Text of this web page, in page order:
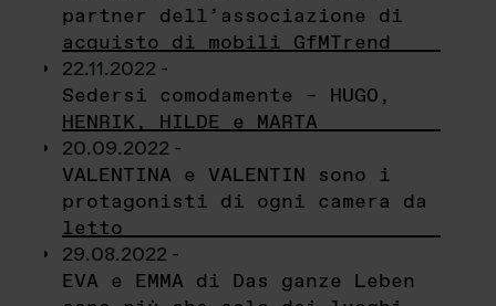
partner dell’associazione di
acquisto di mobili GfMTrend
22.11.2022 -
Sedersi comodamente – HUGO,
HENRIK, HILDE e MARTA
20.09.2022 -
VALENTINA e VALENTIN sono i
protagonisti di ogni camera da
letto
29.08.2022 -
EVA e EMMA di Das ganze Leben